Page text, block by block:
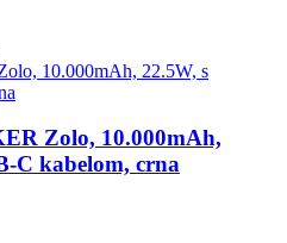
Zolo, 10.000mAh,
C kabelom, crna